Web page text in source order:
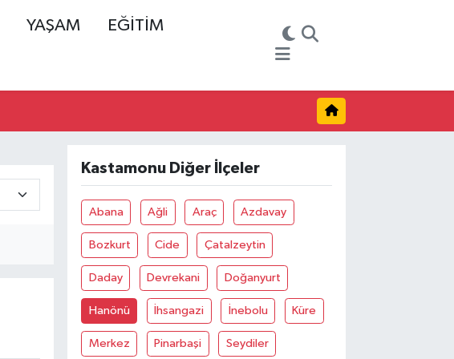
YAŞAM EĞİTİM
Kastamonu Diğer İlçeler
Abana Ağli Araç Azdavay
Bozkurt Cide Çatalzeytin
Daday Devrekani Doğanyurt
Hanönü İhsangazi İnebolu Küre
Merkez Pinarbaşi Seydiler